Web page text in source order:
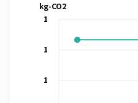
1
1
1
kg-CO2